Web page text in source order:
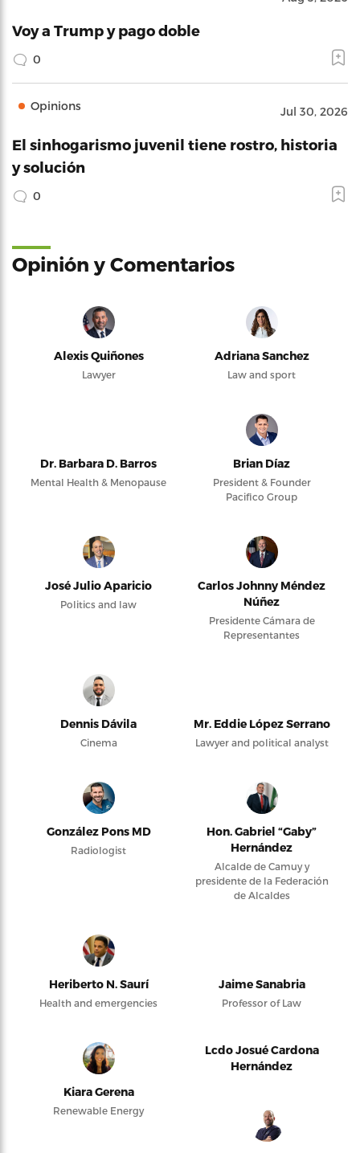
Voy a Trump y pago doble
0
Opinions Jul 30, 2026
El sinhogarismo juvenil tiene rostro, historia
y solución
0
Opinión y Comentarios
Alexis Quiñones
Lawyer
Adriana Sanchez
Law and sport
Dr. Barbara D. Barros
Mental Health & Menopause
Brian Díaz
President & Founder
Pacifico Group
José Julio Aparicio
Politics and law
Carlos Johnny Méndez
Núñez
Presidente Cámara de
Representantes
Dennis Dávila
Cinema
Mr. Eddie López Serrano
Lawyer and political analyst
González Pons MD
Radiologist
Hon. Gabriel “Gaby”
Hernández
Alcalde de Camuy y
presidente de la Federación
de Alcaldes
Heriberto N. Saurí
Health and emergencies
Jaime Sanabria
Professor of Law
Kiara Gerena
Renewable Energy
Lcdo Josué Cardona
Hernández